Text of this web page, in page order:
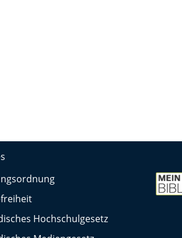
Hochschulgesetz